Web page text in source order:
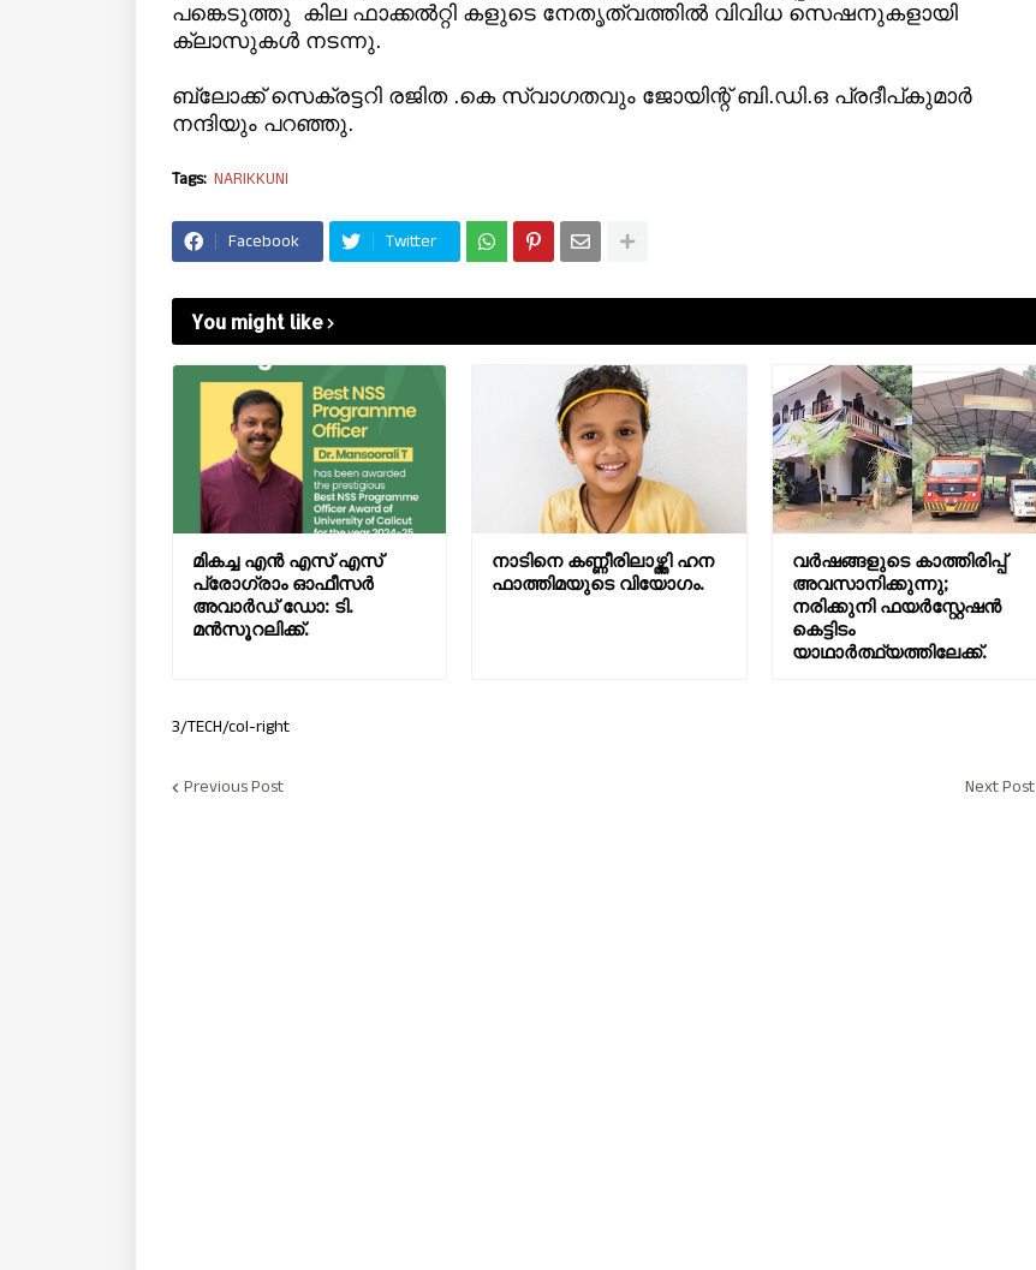
പങ്കെടുത്തു കില ഫാക്കൽറ്റി കളുടെ നേതൃത്വത്തിൽ വിവിധ സെഷനുകളായി
ക്ലാസുകൾ നടന്നു.
ബ്ലോക്ക് സെക്രട്ടറി രജിത .കെ സ്വാഗതവും ജോയിന്റ് ബി.ഡി.ഒ പ്രദീപ്കുമാർ
നന്ദിയും പറഞ്ഞു.
Tags: NARIKKUNI
Facebook Twitter
You might like
മികച്ച എൻ എസ് എസ്
പ്രോഗ്രാം ഓഫീസർ
അവാർഡ് ഡോ: ടി.
മൻസൂറലിക്ക്.
നാടിനെ കണ്ണീരിലാഴ്ത്തി ഹന
ഫാത്തിമയുടെ വിയോഗം.
വർഷങ്ങളുടെ കാത്തിരിപ്പ്
അവസാനിക്കുന്നു;
നരിക്കുനി ഫയർസ്റ്റേഷൻ
കെട്ടിടം
യാഥാർത്ഥ്യത്തിലേക്ക്.
3/TECH/col-right
Previous Post Next Post